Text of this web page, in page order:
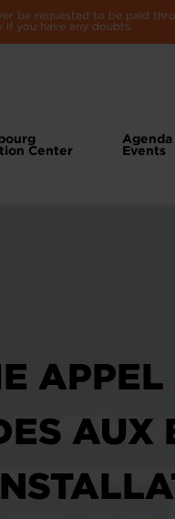
be requested to be paid
you have any doubts.
Center
Agenda
Events
AUX